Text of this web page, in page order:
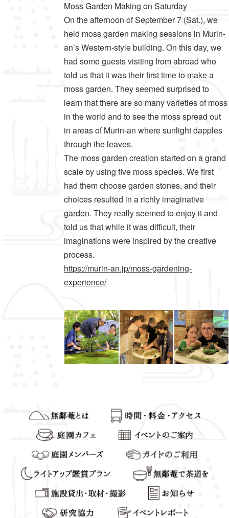
Moss Garden Making on Saturday
On the afternoon of September 7 (Sat.), we
held moss garden making sessions in Murin-
an’s Western-style building. On this day, we
had some guests visiting from abroad who
told us that it was their first time to make a
moss garden. They seemed surprised to
learn that there are so many varieties of moss
in the world and to see the moss spread out
in areas of Murin-an where sunlight dapples
through the leaves.
The moss garden creation started on a grand
scale by using five moss species. We first
had them choose garden stones, and their
choices resulted in a richly imaginative
garden. They really seemed to enjoy it and
told us that while it was difficult, their
imaginations were inspired by the creative
process.
https://murin-an.jp/moss-gardening-
experience/